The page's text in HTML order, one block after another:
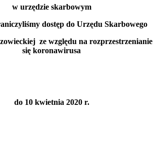
w urzędzie skarbowym
dostęp do Urzędu Skarbowego
ze względu na rozprzestrzenianie
się koronawirusa
do 10 kwietnia 2020 r.